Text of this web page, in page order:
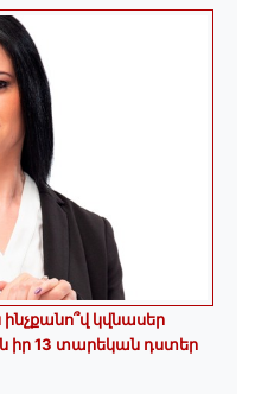
կվնասեր
իր 13 տարեկան դստեր